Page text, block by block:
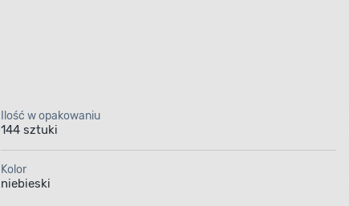
Ilość w opakowaniu
144 sztuki
Kolor
niebieski